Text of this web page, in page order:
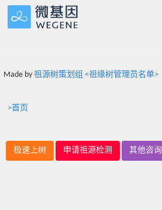
Made by 祖源树策划组 <祖缘树管理员名单>
>首页
极速上树 申请祖源检测 其他咨询